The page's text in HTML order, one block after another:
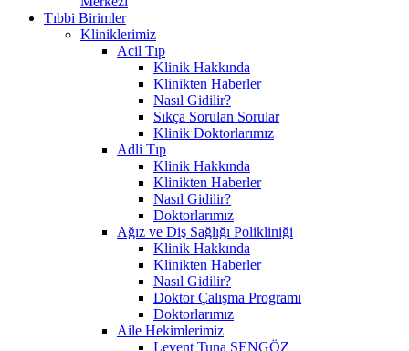
Tıbbi Birimler
Kliniklerimiz
Acil Tıp
Klinik Hakkında
Klinikten Haberler
Nasıl Gidilir?
Sıkça Sorulan Sorular
Klinik Doktorlarımız
Adli Tıp
Klinik Hakkında
Klinikten Haberler
Nasıl Gidilir?
Doktorlarımız
Ağız ve Diş Sağlığı Polikliniği
Klinik Hakkında
Klinikten Haberler
Nasıl Gidilir?
Doktor Çalışma Programı
Doktorlarımız
Aile Hekimlerimiz
Levent Tuna ŞENGÖZ